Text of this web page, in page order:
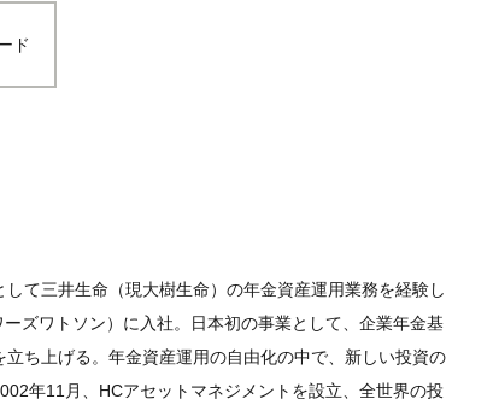
ド
て三井生命（現大樹生命）の年金資産運用業務を経験し
ズワトソン）に入社。日本初の事業として、企業年金基
ち上げる。年金資産運用の自由化の中で、新しい投資の
年11月、HCアセットマネジメントを設立、全世界の投